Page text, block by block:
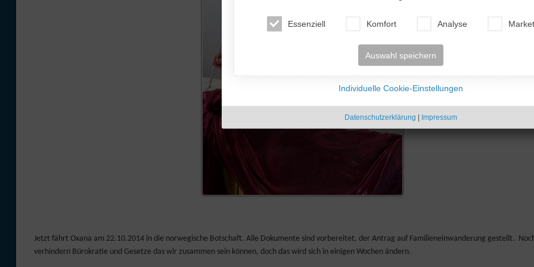
Jetzt fährt Oxana am 22.10.2014 in die norwegische Botschaft. Alle Dokumente sind vorbereitet, der Antrag auf Familieneinwanderung gestellt.
verhindern Bürokratie und Gesetze das wir zusammen sein können, doch das wird sich in einigen Wochen ändern.
Essenziell Komfort Analyse
Auswahl speichern
Individuelle Cookie-Einstellungen
Datenschutzerklärung | Impressum